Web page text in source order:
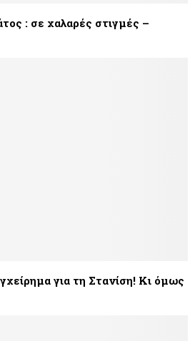
: σε χαλαρές στιγμές –
για τη Στανίση! Κι όμως